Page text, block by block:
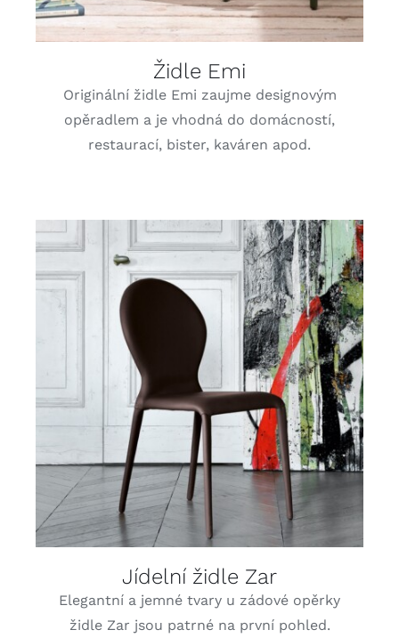
Židle Emi
Originální židle Emi zaujme designovým
opěradlem a je vhodná do domácností,
restaurací, bister, kaváren apod.
DETAILY
Jídelní židle Zar
Elegantní a jemné tvary u zádové opěrky
židle Zar jsou patrné na první pohled.